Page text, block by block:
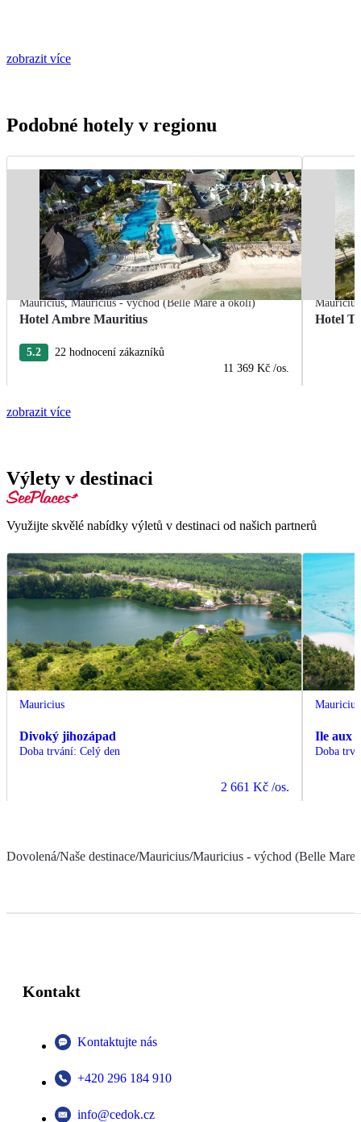
zobrazit více
Podobné hotely v regionu
Mauricius,Mauricius - východ (Belle Mare a okolí)
Hotel Ambre Mauritius
5.2
22 hodnocení zákazníků
11 369 Kč /os.
Mauricius
Hotel
zobrazit více
Výlety v destinaci
Využijte skvělé nabídky výletů v destinaci od našich partnerů
Mauricius
Divoký jihozápad
Doba trvání: Celý den
2 661 Kč /os.
Mauricius
Ile aux
Doba
Dovolená/Naše destinace/Mauricius/Mauricius - východ (Belle Mare
Kontakt
Kontaktujte nás
+420 296 184 910
info@cedok.cz